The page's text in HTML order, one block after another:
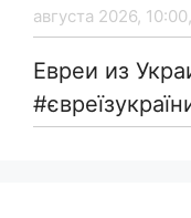
августа 2026, 10:00,
Евреи из